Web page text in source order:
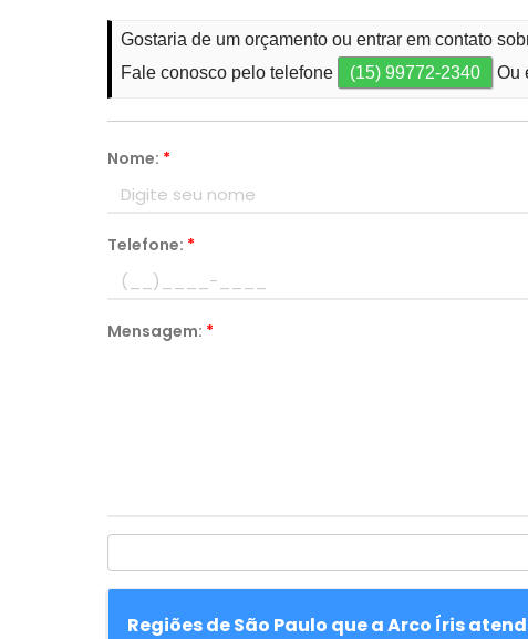
Gostaria de um orçamento ou entrar em contato
Fale conosco pelo telefone
(15) 99772-2340 Ou
Nome: *
Telefone: *
Mensagem: *
Regiões de São Paulo que a Arco Íris